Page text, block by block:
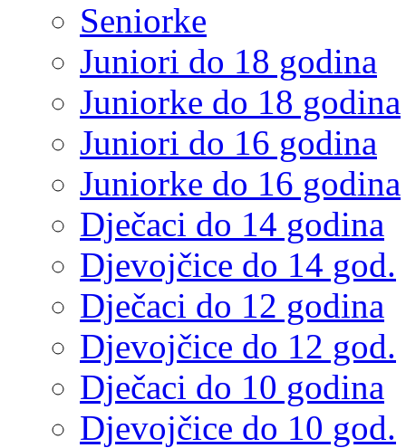
Seniorke
Juniori do 18 godina
Juniorke do 18 godina
Juniori do 16 godina
Juniorke do 16 godina
Dječaci do 14 godina
Djevojčice do 14 god.
Dječaci do 12 godina
Djevojčice do 12 god.
Dječaci do 10 godina
Djevojčice do 10 god.